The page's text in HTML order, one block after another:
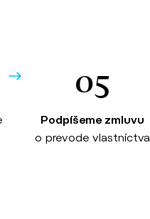
05
Podpíšeme zmluvu
o prevode vlastníctva